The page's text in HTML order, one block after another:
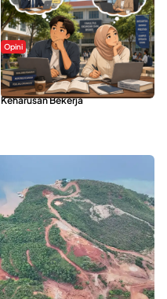
Opini
Kerasnya Kehidupan Mahasiswa di
Tengah Gempuran Tugas dan
Keharusan Bekerja